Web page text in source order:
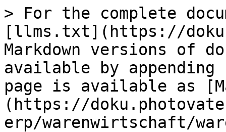
> For the complete
[llms.txt](https://
Markdown versions of
available by
page is available as
(https://
erp/warenwirtschaft/